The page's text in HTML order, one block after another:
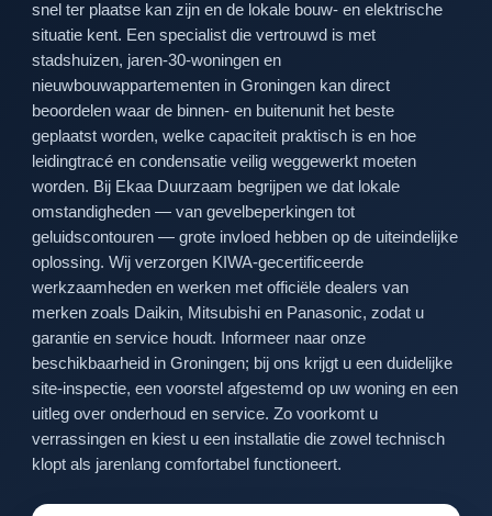
snel ter plaatse kan zijn en de lokale bouw- en elektrische
situatie kent. Een specialist die vertrouwd is met
stadshuizen, jaren‑30-woningen en
nieuwbouwappartementen in Groningen kan direct
beoordelen waar de binnen- en buitenunit het beste
geplaatst worden, welke capaciteit praktisch is en hoe
leidingtracé en condensatie veilig weggewerkt moeten
worden. Bij Ekaa Duurzaam begrijpen we dat lokale
omstandigheden — van gevelbeperkingen tot
geluidscontouren — grote invloed hebben op de uiteindelijke
oplossing. Wij verzorgen KIWA-gecertificeerde
werkzaamheden en werken met officiële dealers van
merken zoals Daikin, Mitsubishi en Panasonic, zodat u
garantie en service houdt. Informeer naar onze
beschikbaarheid in Groningen; bij ons krijgt u een duidelijke
site-inspectie, een voorstel afgestemd op uw woning en een
uitleg over onderhoud en service. Zo voorkomt u
verrassingen en kiest u een installatie die zowel technisch
klopt als jarenlang comfortabel functioneert.